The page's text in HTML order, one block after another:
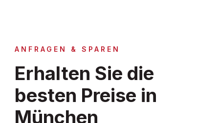
ANFRAGEN & SPAREN
Erhalten Sie die
besten Preise in
München